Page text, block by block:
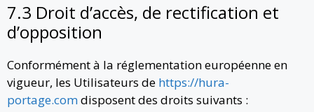
7.3 Droit d’accès, de rectification et
d’opposition
Conformément à la réglementation européenne en
vigueur, les Utilisateurs de https://hura-
portage.comdisposent des droits suivants :